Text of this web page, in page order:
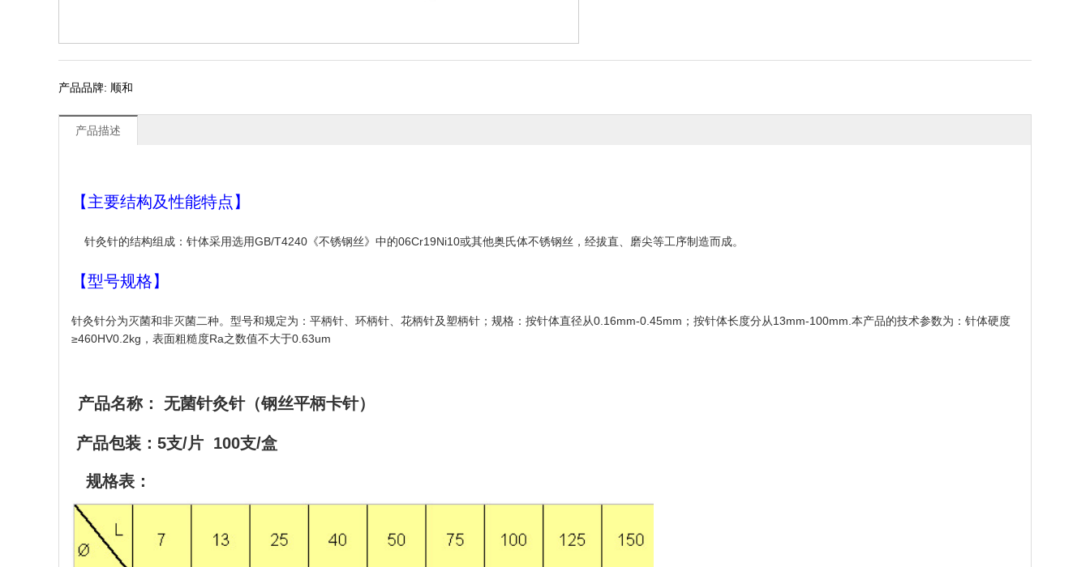
产品品牌: 顺和
产品描述
【主要结构及性能特点】
针灸针的结构组成：针体采用选用GB/T4240《不锈钢丝》中的06Cr19Ni10或其他奥氏体不锈钢丝，经拔直、磨尖等工序制造而成。
【型号规格】
针灸针分为灭菌和非灭菌二种。型号和规定为：平柄针、环柄针、花柄针及塑柄针；规格：按针体直径从0.16mm-0.45mm；按针体长度分从13mm-100mm.本产品的技术参数为：针体硬度
≥460HV0.2kg，表面粗糙度Ra之数值不大于0.63um
产品名称： 无菌针灸针（钢丝平柄卡针）
产品包装：5支/片 100支/盒
规格表：